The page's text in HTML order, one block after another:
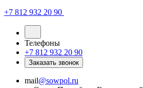
+7 812 932 20 90
Телефоны
+7 812 932 20 90
Заказать звонок
mail@sowpol.ru